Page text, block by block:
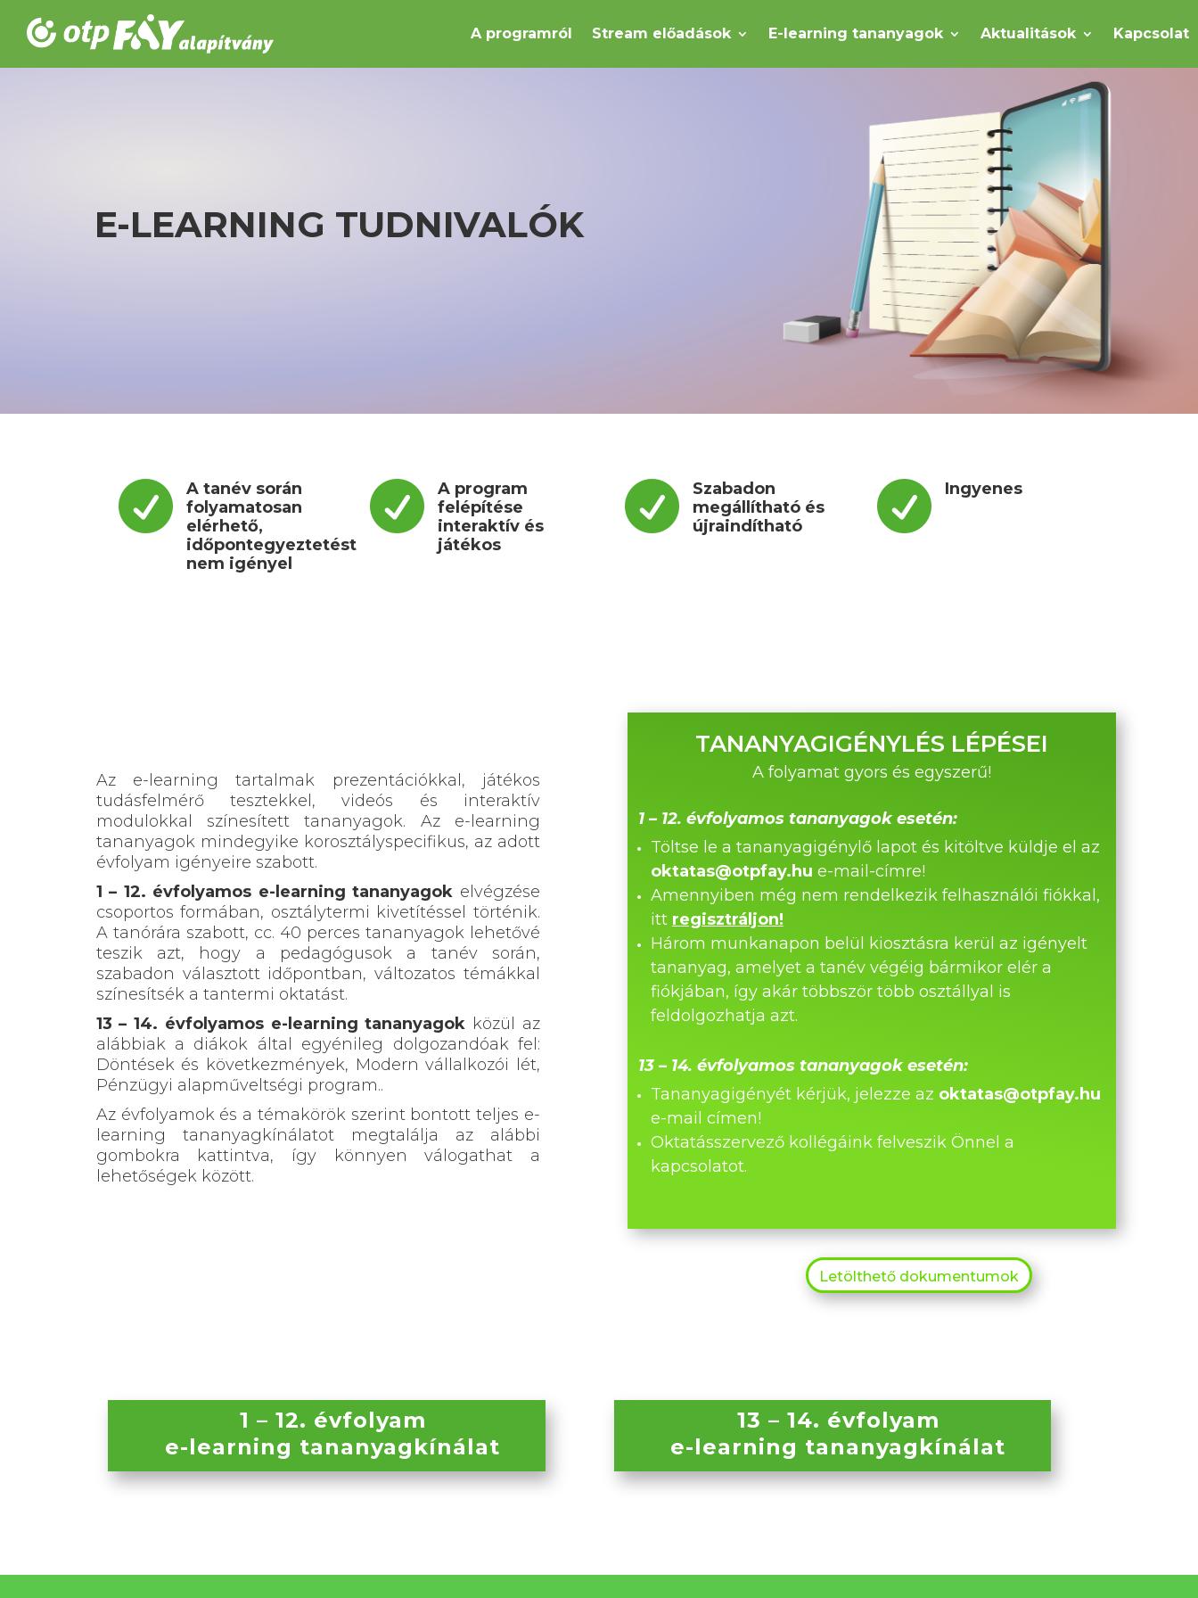
A programról Stream előadások E-learning tananyagok Aktualitások Kapcsolat
E-LEARNING TUDNIVALÓK

A tanév során
folyamatosan
e lérhető,
időpontegyeztetést
nem igényel

A program
felépítése
interaktív és
játékos

Szabadon
megállítható és
újraindítható
 Ingyenes
Az e-learning tartalmak prezentációkkal, játékos
tudásfelmérő tesztekkel, videós és interaktív
modulokkal színesített tananyagok. Az e-learning
tananyagok mindegyike korosztályspecifikus, az adott
évfolyam igényeire szabott.
1 – 12. évfolyamos e-learning tananyagok elvégzése
csoportos formában, osztálytermi kivetítéssel történik.
A tanórára szabott, cc. 40 perces tananyagok l ehetővé
teszik azt, hogy a pedagógusok a tanév során,
szabadon választott időpontban, változatos témákkal
színesítsék a tantermi oktatást.
13 – 14. évfolyamos e-learning tananyagok közül az
alábbiak a diákok által egyénileg dolgozandóak fel:
Döntések és következmények, Modern vállalkozói lét,
Pénzügyi alapműveltségi program..
Az évfolyamok és a témakörök szerint bontott teljes e-
learning tananyagkínálatot megtalálja az alábbi
gombokra kattintva, így könnyen válogathat a
lehetőségek között.
TANANYAGIGÉNYLÉS LÉPÉSEI
A folyamat gyors és egyszerű!
1 – 12. évfolyamos tananyagok esetén:
Töltse le a tananyagigénylő lapot és kitöltve küldje el az
oktatas@otpfay.hu e-mail-címre!
Amennyiben még nem rendelkezik felhasználói fiókkal,
itt regisztráljon!
Három munkanapon belül kiosztásra kerül az igényelt
tananyag, amelyet a tanév végéig bármikor elér a
fiókjában, így akár többször több osztállyal is
feldolgozhatja azt.
13 – 14. évfolyamos tananyagok esetén:
Tananyagigényét kérjük, jelezze az oktatas@otpfay.hu
e-mail címen!
Oktatásszervező kollégáink felveszik Önnel a
kapcsolatot.
Letölthető dokumentumok
1 – 12. évfolyam
e-learning tananyagkínálat
13 – 14. évfolyam
e-learning tananyagkínálat